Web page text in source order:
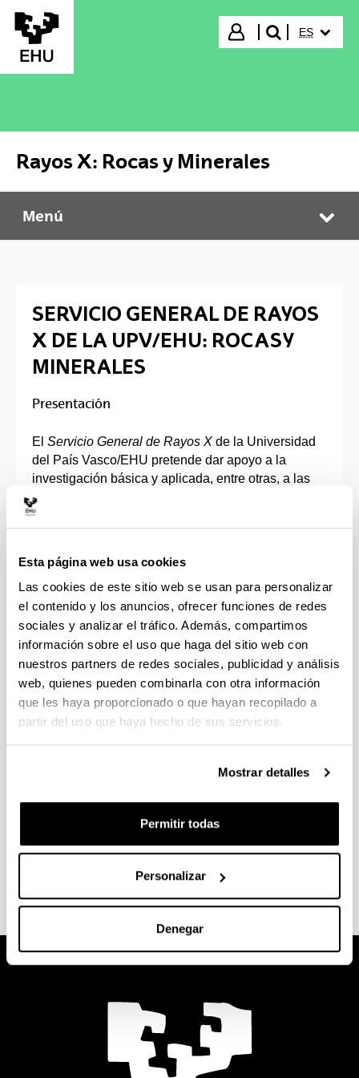
Esta página web usa cookies
Las cookies de este sitio web se usan para personalizar
el contenido y los anuncios, ofrecer funciones de redes
sociales y analizar el tráfico. Además, compartimos
información sobre el uso que haga del sitio web con
nuestros partners de redes sociales, publicidad y análisis
web, quienes pueden combinarla con otra información
que les haya proporcionado o que hayan recopilado a
partir del uso que haya hecho de sus servicios.
Mostrar detalles
Permitir todas
Personalizar
Denegar
Saltar al contenido principal
Iniciar sesión
buscar"
ES
Rayos X: Rocas y Minerales
Rayos X: Rocas y Minerales
Menú
SERVICIO GENERAL DE RAYOS
X DE LA UPV/EHU: ROCAS Y
MINERALES
Presentación
El Servicio General de Rayos X de la Universidad
del País Vasco/EHU pretende dar apoyo a la
investigación básica y aplicada, entre otras, a las
diferentes áreas de conocimiento de las Ciencias
Geológicas, Químicas, Físicas, Ciencias de
Ambientales. Además de contribuir a prestar
servicio en los campos de la Construcción,
Prospección Minera, Ingeniería Civil, etc. También,
pueden acceder al mismo, investigadores de la Red
Vasca de Ciencia y Tecnología, otros
investigadores externos a la UPV/EHU, otras
Instituciones Públicas y Privadas, en todo el ámbito
nacional e internacional.
de rocas, minerales, y materiales afines. Dispone
rayos X (análisis mineralógico), fluorescencia de
rayos X (análisis químico), análisis específico de